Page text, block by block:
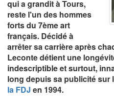
qui a grandit à Tours,
reste l'un des hommes
forts du 7ème art
français. Décidé à
arrêter sa carrière après
Leconte détient une
indescriptible et surtout,
long depuis sa publicité sur
la FDJ en 1994.